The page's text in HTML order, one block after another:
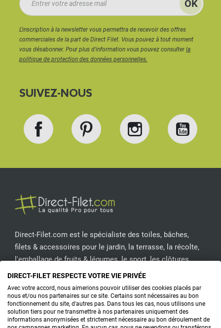
L'inscription à la newsletter vous permettra de recevoir des offres
commerciales de la part de Direct Filet. Vous pouvez à tout moment
vous désabonner. Pour plus d'information vous pouvez consulterla
politique de protection des données personnelles.
SUIVEZ-NOUS
Direct-Filet.com est le spécialiste des toiles, bâches,
filets & accessoires pour le jardin, la terrasse, la récolte,
l'emballage de fruits & légumes, le sport, les clôtures...
CONTACTEZ-NOUS
PRODUITS
DIRECT-FILET RESPECTE VOTRE VIE PRIVÉE
Avec votre accord, nous aimerions pouvoir utiliser des cookies placés par
nous et/ou nos partenaires sur ce site. Certains sont nécessaires au bon
fonctionnement du site, d'autres pas. Dans tous les cas, nous utilisons une
solution tiers pour ne transmettre à nos partenaires uniquement des
informations anonymisées et strictement nécessaire au bon déroulement de